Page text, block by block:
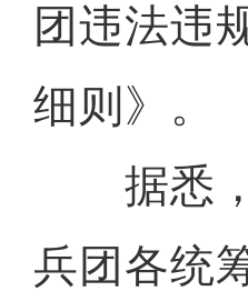
团违法违
细则》。
据悉，
兵团各统